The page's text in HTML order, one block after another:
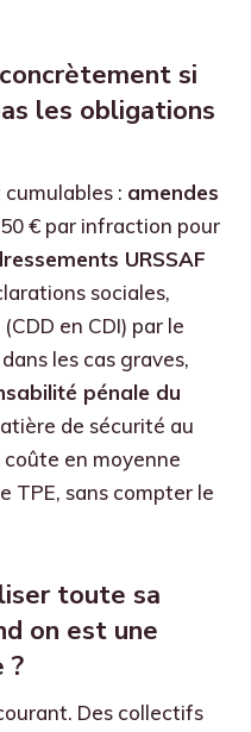
si
les obligations
: amendes
€ par infraction pour
URSSAF
sociales,
(CDD en CDI) par le
les cas graves,
pénale du
de sécurité au
en moyenne
TPE, sans compter le
toute sa
on est une
?
Des collectifs